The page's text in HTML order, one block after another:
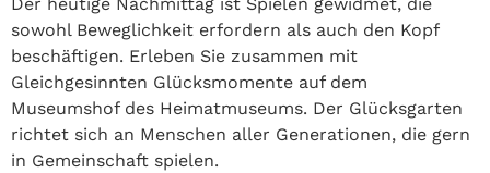
sowohl Beweglichkeit erfordern als auch den Kopf
beschäftigen. Erleben Sie zusammen mit
Gleichgesinnten Glücksmomente auf dem
Museumshof des Heimatmuseums. Der Glücksgarten
richtet sich an Menschen aller Generationen, die gern
in Gemeinschaft spielen.